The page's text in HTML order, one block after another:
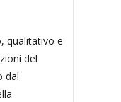
qualitativo e
del
dal